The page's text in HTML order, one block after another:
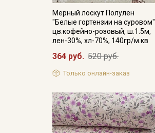
Мерный лоскут Полулен
"Белые гортензии на суровом"
цв.кофейно-розовый, ш.1.5м,
лен-30%, хл-70%, 140гр/м.кв
364 руб. 520 руб.
Только онлайн-заказ